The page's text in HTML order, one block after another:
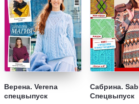
Верена. Verena
спецвыпуск
Сабрина.
Спецвыпуск